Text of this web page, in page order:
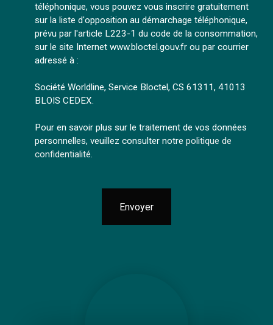
téléphonique, vous pouvez vous inscrire gratuitement
sur la liste d'opposition au démarchage téléphonique,
prévu par l'article L223-1 du code de la consommation,
sur le site Internet www.bloctel.gouv.fr ou par courrier
adressé à :
Société Worldline, Service Bloctel, CS 61311, 41013
BLOIS CEDEX.
Pour en savoir plus sur le traitement de vos données
personnelles, veuillez consulter notre politique de
confidentialité.
Envoyer